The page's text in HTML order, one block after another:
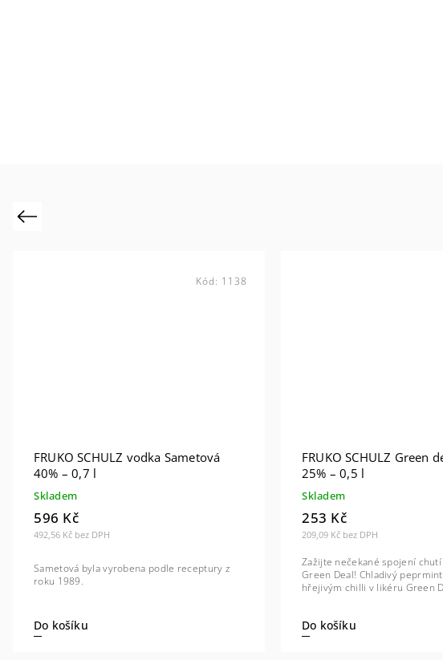
Previous
FRUKO SCHULZ vodka Sametová
40% – 0,7 l
Skladem
492,56 Kč bez DPH
596 Kč
Do košíku
Sametová byla vyrobena podle receptury z
roku 1989.
Kód: 1138
FRUKO SCHULZ Green
25% – 0,5 l
Skladem
209,09 Kč bez DPH
253 Kč
Do košíku
Zažijte nečekané spojení
Green Deal! Chladivý
hřejivým chilli v likéru Green